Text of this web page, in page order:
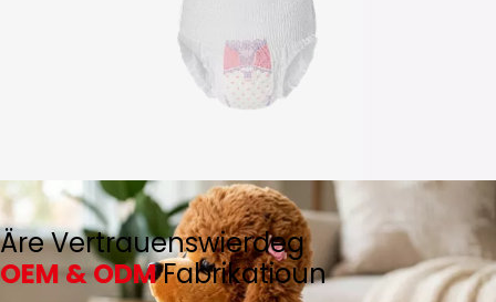
Äre Vertrauenswierdeg
OEM & ODMFabrikatioun